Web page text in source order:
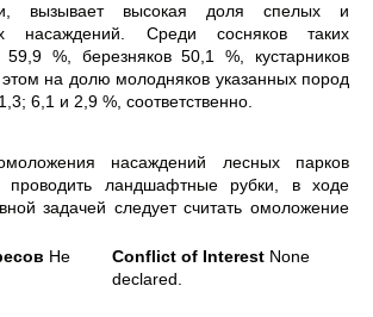
вызывает высокая доля спелых и
насаждений. Среди сосняков таких
59,9 %, березняков 50,1 %, кустарников
на долю молодняков указанных пород
6,1 и 2,9 %, соответственно.
насаждений лесных парков
проводить ландшафтные рубки, в ходе
задачей следует считать омоложение
Не
Conflict of Interest None
declared.